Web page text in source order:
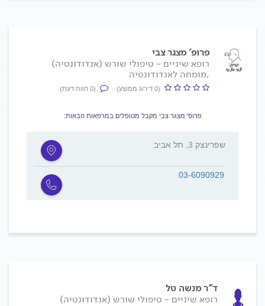
פרופ' מצגר צבי
רופא שיניים - טיפולי שורש (אנדודונטיה)
,מומחה לאנדודונטיה
(0 דירוג ממוצע) (0 חוות דעת)
פרופ' מצגר צבי מקבל מטופלים במרפאות הבאות:
שפרינצק 3, תל אביב
03-6090929
ד"ר מנשה טל
רופא שיניים - טיפולי שורש (אנדודונטיה)